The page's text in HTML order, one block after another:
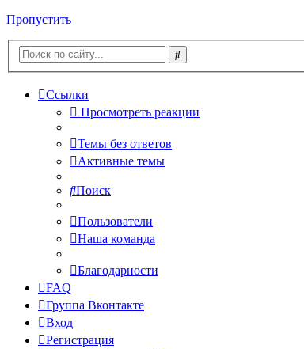
Пропустить
Ссылки
Просмотреть реакции
Темы без ответов
Активные темы
Поиск
Пользователи
Наша команда
Благодарности
FAQ
Группа Вконтакте
Вход
Регистрация